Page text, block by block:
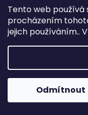
Tento web používá
procházením
jejich používáním..
Odmítnout